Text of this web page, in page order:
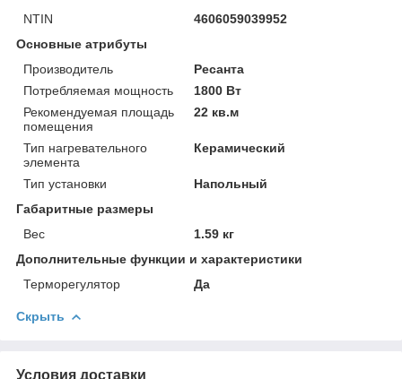
NTIN
4606059039952
Основные атрибуты
Производитель
Ресанта
Потребляемая мощность
1800 Вт
Рекомендуемая площадь
помещения
22 кв.м
Тип нагревательного
элемента
Керамический
Тип установки
Напольный
Габаритные размеры
Вес
1.59 кг
Дополнительные функции и характеристики
Терморегулятор
Да
Скрыть
Условия доставки